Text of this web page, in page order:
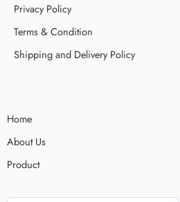
Privacy Policy
Terms & Condition
Shipping and Delivery Policy
Home
About Us
Product